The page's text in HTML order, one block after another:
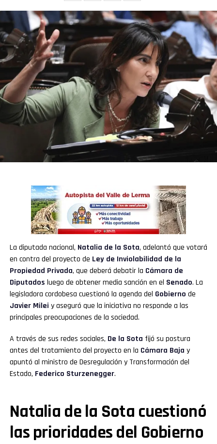
La diputada nacional, Natalia de la Sota, adelantó que votará
en contra del proyecto de Ley de Inviolabilidad de la
Propiedad Privada, que deberá debatir la Cámara de
Diputados luego de obtener media sanción en el Senado. La
legisladora cordobesa cuestionó la agenda del Gobierno de
Javier Milei y aseguró que la iniciativa no responde a las
principales preocupaciones de la sociedad.
A través de sus redes sociales, De la Sota fijó su postura
antes del tratamiento del proyecto en la Cámara Baja y
apuntó al ministro de Desregulación y Transformación del
Estado, Federico Sturzenegger.
Natalia de la Sota cuestionó
las prioridades del Gobierno